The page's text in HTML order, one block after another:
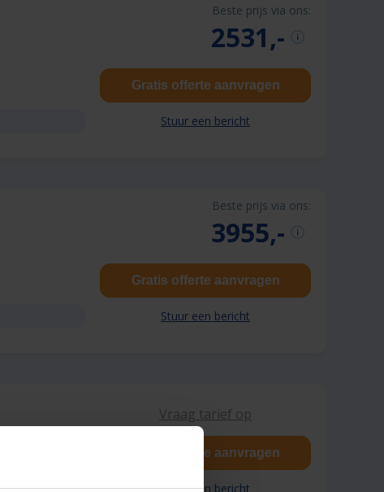
Beste prijs via ons:
2531,-
Gratis offerte aanvragen
Stuur een bericht
Beste prijs via ons:
3955,-
Gratis offerte aanvragen
Stuur een bericht
Vraag tarief op
Gratis offerte aanvragen
Stuur een bericht